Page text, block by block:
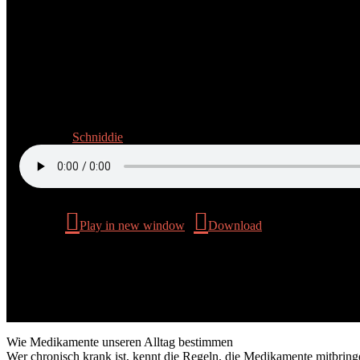
Schniddie
Play in new window Download
Wie Medikamente unseren Alltag bestimmen
Wer chronisch krank ist, kennt die Regeln, die Medikamente